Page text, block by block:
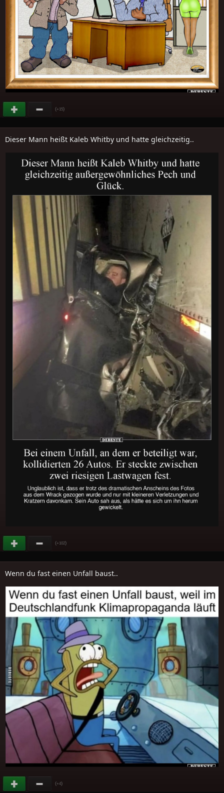
(+15)
Dieser Mann heißt Kaleb Whitby und hatte gleichzeitig..
(+102)
Wenn du fast einen Unfall baust..
(+4)